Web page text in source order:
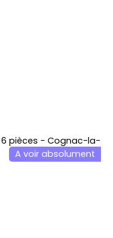
A voir absolument